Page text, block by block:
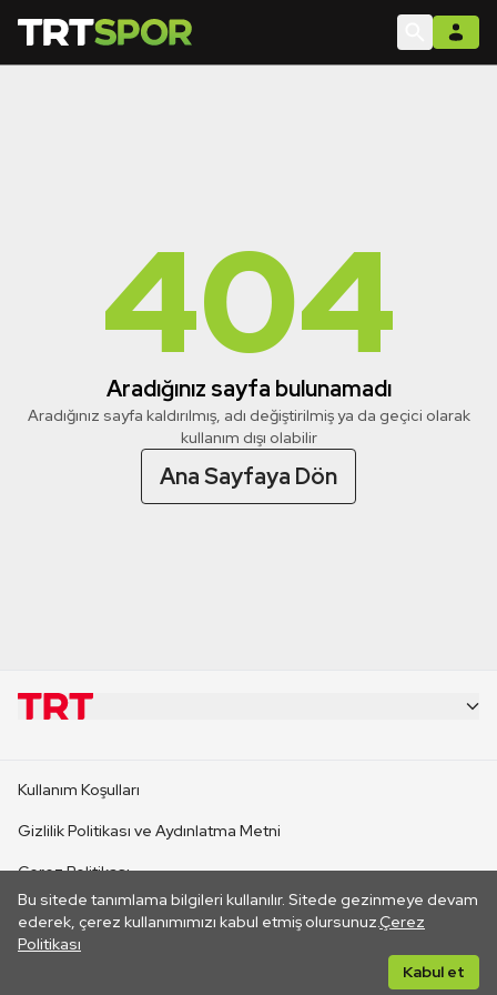
404
Aradığınız sayfa bulunamadı
Aradığınız sayfa kaldırılmış, adı değiştirilmiş ya da geçici olarak
kullanım dışı olabilir
Ana Sayfaya Dön
Bu sitede tanımlama bilgileri kullanılır. Sitede gezinmeye devam
ederek, çerez kullanımımızı kabul etmiş olursunuz.Çerez
Politikası
Kabul et
CANLI YAYINLAR
Kullanım Koşulları
Gizlilik Politikası ve Aydınlatma Metni
Çerez Politikası
İletişim
Her hakkı saklıdır. ©2026 TRT. Bağlantı yoluyla gidilen dış